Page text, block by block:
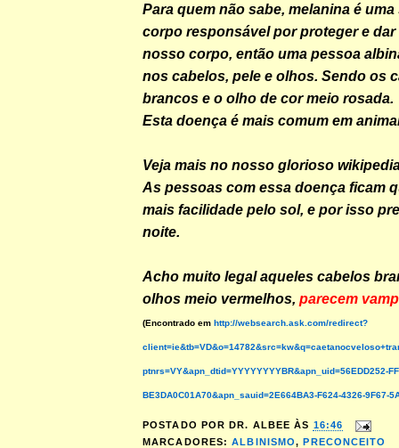
Para quem não sabe, melanina é
corpo responsável por proteger e
nosso corpo, então uma pessoa
nos cabelos, pele e olhos. Sendo os
brancos e o olho de cor meio rosada.
Esta doença é mais comum em
Veja mais no nosso glorioso
As pessoas com essa doença ficam
mais facilidade pelo sol, e por isso
noite.
Acho muito legal aqueles cabelos
olhos meio vermelhos, parecem
(Encontrado em http://websearch.ask.com/redirect?
ptnrs=VY&apn_dtid=YYYYYYYYBR&apn_uid=56EDD252-
BE3DA0C01A70&apn_sauid=2E664BA3-F624-4326-9F67-
POSTADO POR DR. ALBEE ÀS 16:46
MARCADORES:ALBINISMO,PRECONCEITO